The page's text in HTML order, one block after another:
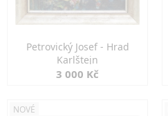
Petrovický Josef - Hrad
Karlštejn
3 000 Kč
NOVÉ